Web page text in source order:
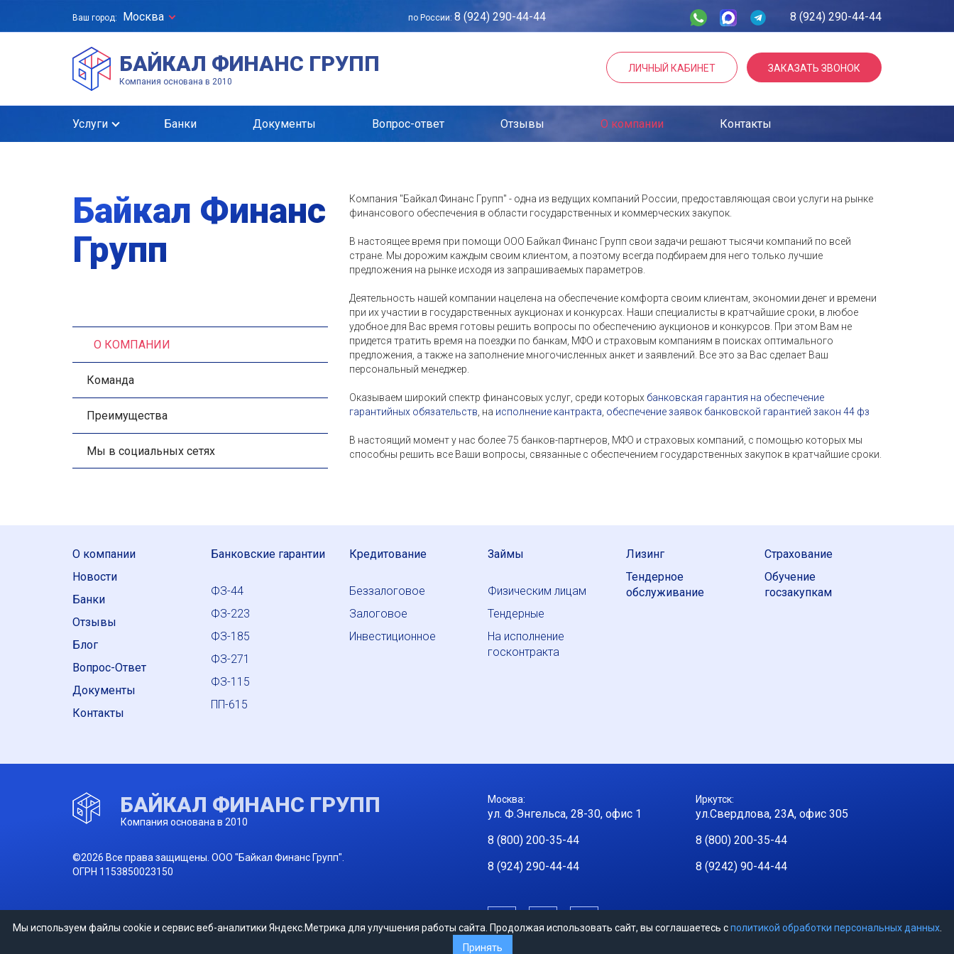
Ваш город: Москва по России: 8 (924) 290-44-44 8 (924) 290-44-44
БАЙКАЛ ФИНАНС ГРУПП
Компания основана в 2010
ЛИЧНЫЙ КАБИНЕТ ЗАКАЗАТЬ ЗВОНОК
Услуги Банки Документы Вопрос-ответ Отзывы О компании Контакты
Байкал Финанс
Групп
О КОМПАНИИ
Команда
Преимущества
Мы в социальных сетях
Компания "Байкал Финанс Групп" - одна из ведущих компаний России, предоставляющая свои услуги на рынке
финансового обеспечения в области государственных и коммерческих закупок.
В настоящее время при помощи ООО Байкал Финанс Групп свои задачи решают тысячи компаний по всей
стране. Мы дорожим каждым своим клиентом, а поэтому всегда подбираем для него только лучшие
предложения на рынке исходя из запрашиваемых параметров.
Деятельность нашей компании нацелена на обеспечение комфорта своим клиентам, экономии денег и времени
при их участии в государственных аукционах и конкурсах. Наши специалисты в кратчайшие сроки, в любое
удобное для Вас время готовы решить вопросы по обеспечению аукционов и конкурсов. При этом Вам не
придется тратить время на поездки по банкам, МФО и страховым компаниям в поисках оптимального
предложения, а также на заполнение многочисленных анкет и заявлений. Все это за Вас сделает Ваш
персональный менеджер.
Оказываем широкий спектр финансовых услуг, среди которых банковская гарантия на обеспечение
гарантийных обязательств , на исполнение кантракта обеспечение заявок банковской гарантией закон 44 фз
В настоящий момент у нас более 75 банков-партнеров, МФО и страховых компаний, с помощью которых мы
способны решить все Ваши вопросы, связанные с обеспечением государственных закупок в кратчайшие сроки.
О компании
Новости
Банки
Отзывы
Блог
Вопрос-Ответ
Документы
Контакты
Банковские гарантии
ФЗ-44
ФЗ-223
ФЗ-185
ФЗ-271
ФЗ-115
ПП-615
Кредитование
Беззалоговое
Залоговое
Инвестиционное
Займы
Физическим лицам
Тендерные
На исполнение
госконтракта
Лизинг
Тендерное
обслуживание
Страхование
Обучение
госзакупкам
БАЙКАЛ ФИНАНС ГРУПП
Компания основана в 2010
©2026 Все права защищены. ООО "Байкал Финанс Групп".
ОГРН 1153850023150
Москва:
ул. Ф.Энгельса, 28-30, офис 1
8 (800) 200-35-44
8 (924) 290-44-44
Иркутск:
ул.Свердлова, 23А, офис 305
8 (800) 200-35-44
8 (9242) 90-44-44
Мы используем файлы cookie и сервис веб-аналитики Яндекс.Метрика для улучшения работы сайта. Продолжая использовать сайт, вы соглашаетесь сполитикой обработки персональных данных.
Принять